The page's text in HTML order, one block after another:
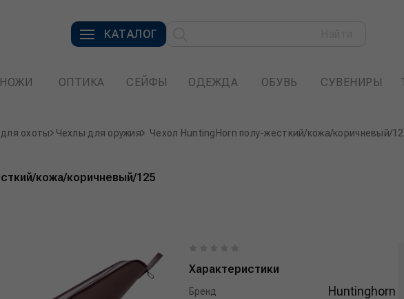
КАТАЛОГ
НОЖИ ОПТИКА СЕЙФЫ ОДЕЖДА ОБУВЬ СУВЕНИРЫ
охоты Чехлы для оружия Чехол HuntingHorn полу-жесткий/кожа/коричневый/
кожа/коричневый/125
Характеристики
Бренд Huntinghorn